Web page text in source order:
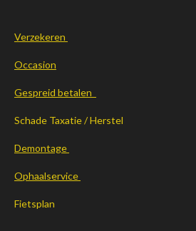
Verzekeren
Occasion
Gespreid betalen
Schade Taxatie / Herstel
Demontage
Ophaalservice
Fietsplan